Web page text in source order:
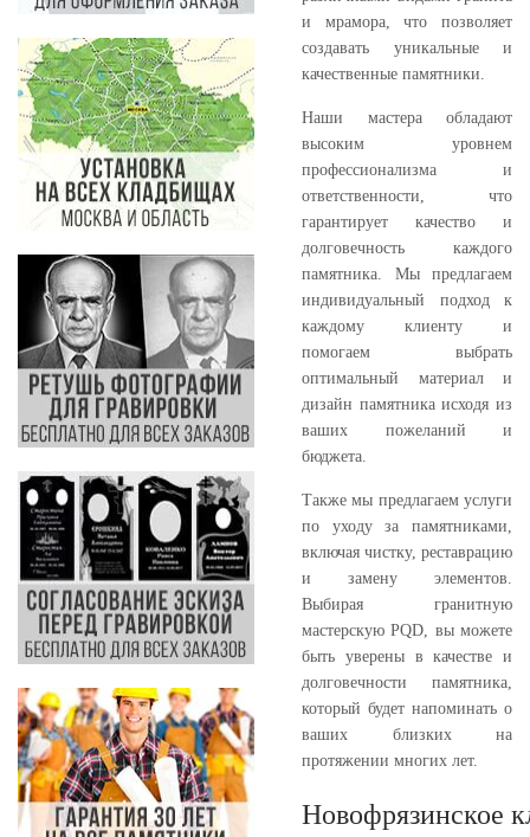
и мрамора, что позволяет
создавать уникальные и
качественные памятники.
Наши мастера обладают
высоким уровнем
профессионализма и
ответственности, что
гарантирует качество и
долговечность каждого
памятника. Мы предлагаем
индивидуальный подход к
каждому клиенту и
помогаем выбрать
оптимальный материал и
дизайн памятника исходя из
ваших пожеланий и
бюджета.
Также мы предлагаем услуги
по уходу за памятниками,
включая чистку, реставрацию
и замену элементов.
Выбирая гранитную
мастерскую PQD, вы можете
быть уверены в качестве и
долговечности памятника,
который будет напоминать о
ваших близких на
протяжении многих лет.
Новофрязинское